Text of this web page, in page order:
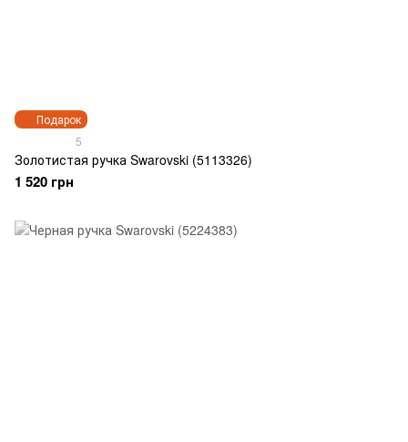
Подарок
5
Золотистая ручка Swarovski (5113326)
1 520 грн